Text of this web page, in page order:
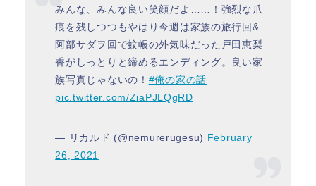
みんな、みんな良い笑顔だよ……！強烈な爪
痕を残しつつもやはり今週は家族の旅行回&
阿部サダヲ回で蚊帳の外気味だった戸田恵梨
香がしっとりと締めるエンディング。良い家
族写真じゃないの！ #俺の家の話
pic.twitter.com/ZiaPJLQgRD
— リカルド (@nemurerugesu) February
26, 2021